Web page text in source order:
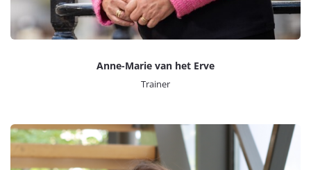
Anne-Marie van het Erve
Trainer